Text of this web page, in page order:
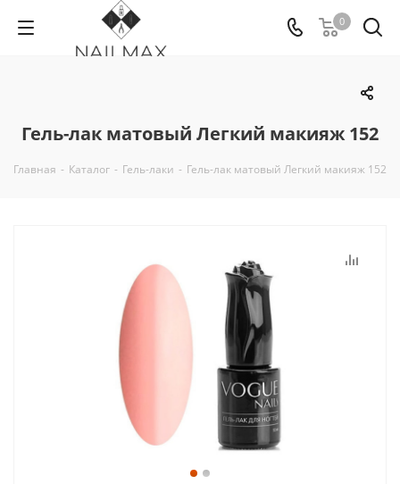
0
Гель-лак матовый Легкий макияж 152
Главная - Каталог - Гель-лаки - Гель-лак матовый Легкий макияж 152